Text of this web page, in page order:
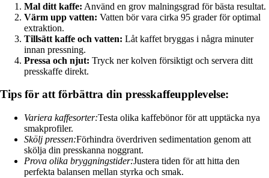
Mal ditt kaffe: Använd en grov malningsgrad för bästa resultat.
Värm upp vatten: Vatten bör vara cirka 95 grader för optimal
extraktion.
Tillsätt kaffe och vatten: Låt kaffet bryggas i några minuter
innan pressning.
Pressa och njut: Tryck ner kolven försiktigt och servera ditt
presskaffe direkt.
Tips för att förbättra din presskaffeupplevelse:
Variera kaffesorter:Testa olika kaffebönor för att upptäcka nya
smakprofiler.
Skölj pressen:Förhindra överdriven sedimentation genom att
skölja din presskanna noggrant.
Prova olika bryggningstider:Justera tiden för att hitta den
perfekta balansen mellan styrka och smak.